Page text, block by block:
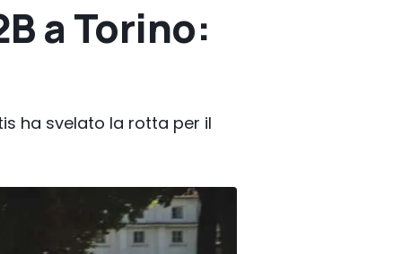
a Torino:
ha svelato la rotta per il